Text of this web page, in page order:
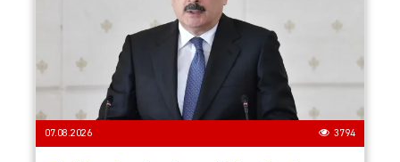
07.08.2026 3794